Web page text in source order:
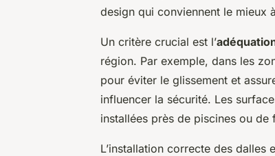
design qui conviennent le mieux
Un critère crucial est l’
région. Par exemple, dans les
pour éviter le glissement et
influencer la sécurité. Les
installées près de piscines ou de
L’installation correcte des